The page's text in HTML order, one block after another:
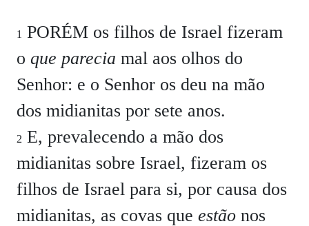
1 PORÉM os filhos de Israel fizeram
o que parecia mal aos olhos do
Senhor: e o Senhor os deu na mão
dos midianitas por sete anos.
2 E, prevalecendo a mão dos
midianitas sobre Israel, fizeram os
filhos de Israel para si, por causa dos
midianitas, as covas que estão nos